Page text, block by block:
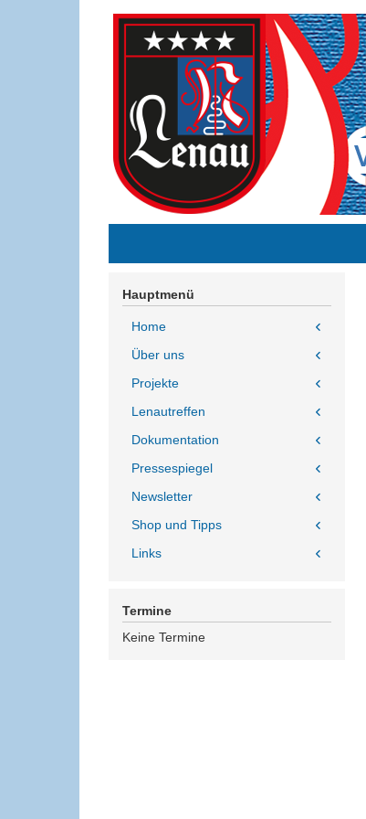
Hauptmenü
Home
Über uns
Projekte
Lenautreffen
Dokumentation
Pressespiegel
Newsletter
Shop und Tipps
Links
Termine
Keine Termine